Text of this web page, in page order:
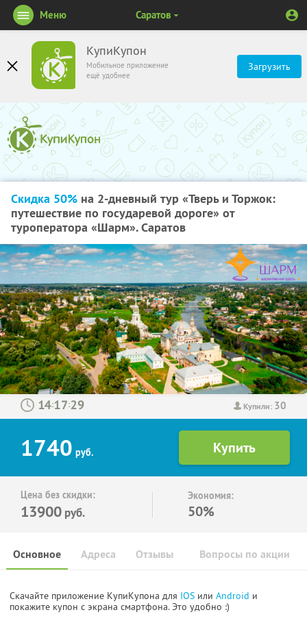
КупиКупон
Мобильное приложение
ещё удобнее
Загрузить
Меню Саратов
Скидка 50% на 2-дневный тур «Тверь и Торжок:
путешествие по государевой дороге» от
туроператора «Шарм». Саратов
Купили: 30
: :
1740 руб.
Цена без скидки:
13900 руб.
Экономия:
50%
Основное Отзывы Вопросы по акции
Адреса
Скачайте приложение КупиКупона для IOS или Android и
покажите купон с экрана смартфона. Это удобно :)